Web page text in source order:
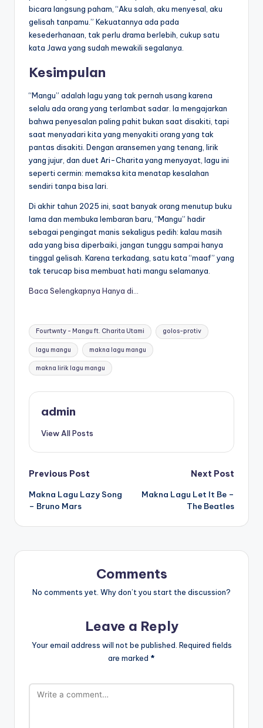
bicara langsung paham, “Aku salah, aku menyesal, aku
gelisah tanpamu.” Kekuatannya ada pada
kesederhanaan, tak perlu drama berlebih, cukup satu
kata Jawa yang sudah mewakili segalanya.
Kesimpulan
“Mangu” adalah lagu yang tak pernah usang karena
selalu ada orang yang terlambat sadar. Ia mengajarkan
bahwa penyesalan paling pahit bukan saat disakiti, tapi
saat menyadari kita yang menyakiti orang yang tak
pantas disakiti. Dengan aransemen yang tenang, lirik
yang jujur, dan duet Ari-Charita yang menyayat, lagu ini
seperti cermin: memaksa kita menatap kesalahan
sendiri tanpa bisa lari.
Di akhir tahun 2025 ini, saat banyak orang menutup buku
lama dan membuka lembaran baru, “Mangu” hadir
sebagai pengingat manis sekaligus pedih: kalau masih
ada yang bisa diperbaiki, jangan tunggu sampai hanya
tinggal gelisah. Karena terkadang, satu kata “maaf” yang
tak terucap bisa membuat hati mangu selamanya.
Baca Selengkapnya Hanya di…
Tags:
Fourtwnty - Mangu ft. Charita Utami golos-protiv
lagu mangu makna lagu mangu
makna lirik lagu mangu
admin
View All Posts
Post
navigation
Previous Post
Makna Lagu Lazy Song
– Bruno Mars
Next Post
Makna Lagu Let It Be –
The Beatles
Comments
No comments yet. Why don’t you start the discussion?
Leave a Reply
Your email address will not be published. Required fields
are marked *